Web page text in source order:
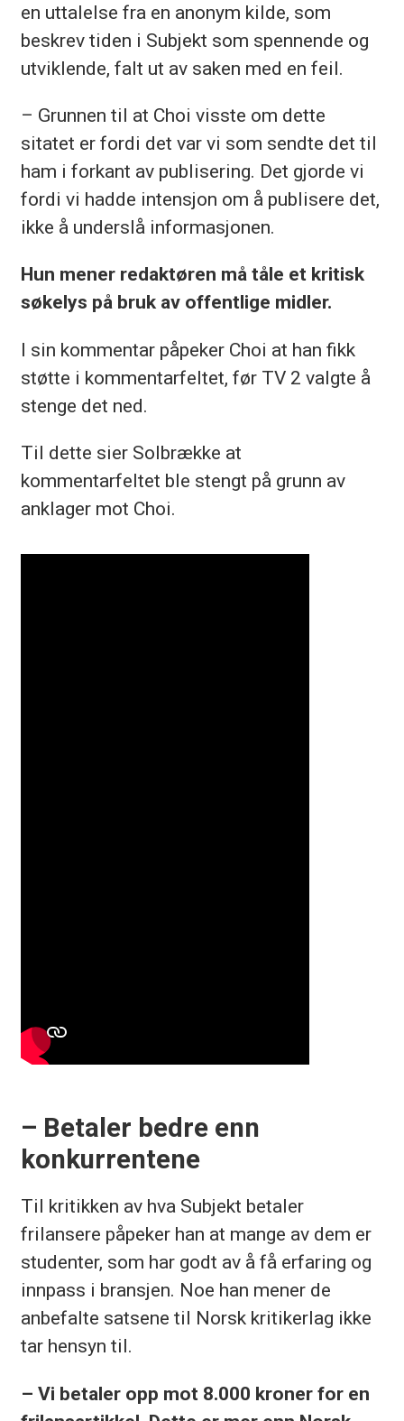
en uttalelse fra en anonym kilde, som
beskrev tiden i Subjekt som spennende og
utviklende, falt ut av saken med en feil.
– Grunnen til at Choi visste om dette
sitatet er fordi det var vi som sendte det til
ham i forkant av publisering. Det gjorde vi
fordi vi hadde intensjon om å publisere det,
ikke å underslå informasjonen.
Hun mener redaktøren må tåle et kritisk
søkelys på bruk av offentlige midler.
I sin kommentar påpeker Choi at han fikk
støtte i kommentarfeltet, før TV 2 valgte å
stenge det ned.
Til dette sier Solbrække at
kommentarfeltet ble stengt på grunn av
anklager mot Choi.
– Betaler bedre enn
konkurrentene
Til kritikken av hva Subjekt betaler
frilansere påpeker han at mange av dem er
studenter, som har godt av å få erfaring og
innpass i bransjen. Noe han mener de
anbefalte satsene til Norsk kritikerlag ikke
tar hensyn til.
– Vi betaler opp mot 8.000 kroner for en